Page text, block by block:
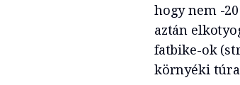
hogy nem -
aztán
fatbike-ok
környéki